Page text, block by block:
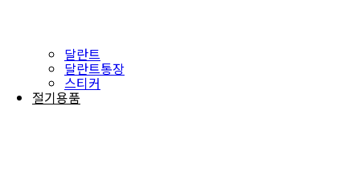
달란트
달란트통장
스티커
절기용품